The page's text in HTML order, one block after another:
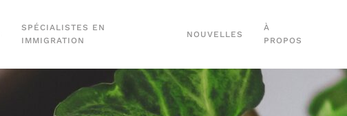
SPÉCIALISTES EN
IMMIGRATION
NOUVELLES
À
PROPOS